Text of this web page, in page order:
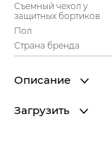
Съемный чехол у
защитных бортиков
Пол
Страна бренда
Описание
Загрузить